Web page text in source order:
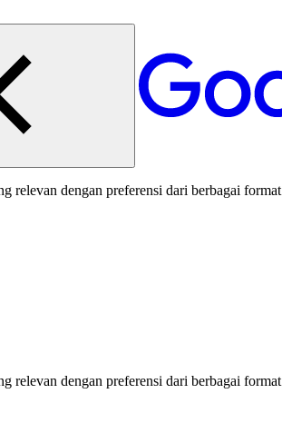
relevan dengan preferensi dari berbagai format
relevan dengan preferensi dari berbagai format